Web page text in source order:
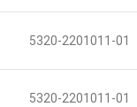
5320-2201011-01
5320-2201011-01